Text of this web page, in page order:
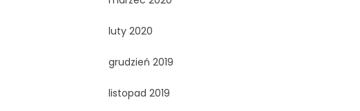
luty 2020
grudzień 2019
listopad 2019